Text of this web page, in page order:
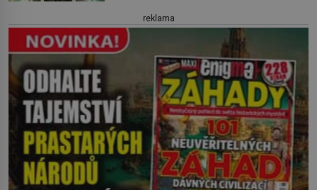
vesnice Aberfan […]
pod ní byla dlažbou. Muž, který ji z
břehu pozoruje, ji údajně poznává, jenže
Ruža Vlajna má být v tu chvíli mrtvá celé
století. Vesnice Kisiljevo v
severovýchodním Srbsku má s upíry
nevyřízené účty. […]
reklama